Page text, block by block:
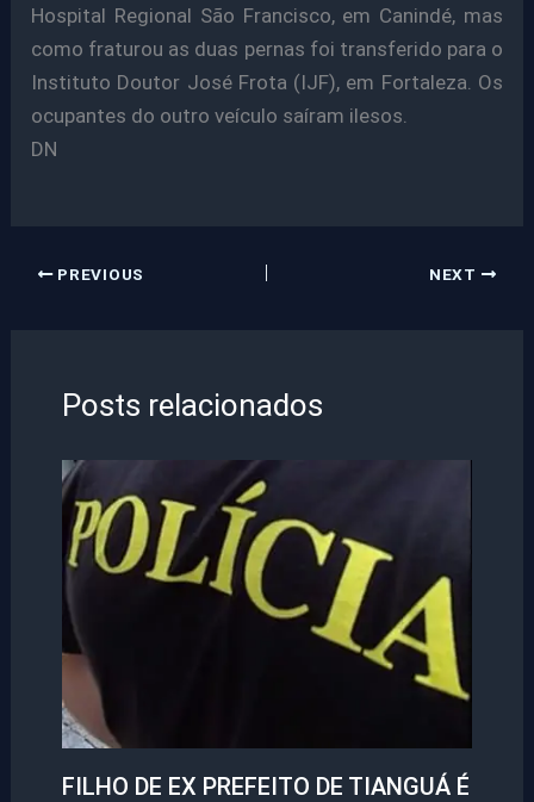
Hospital Regional São Francisco, em Canindé, mas
como fraturou as duas pernas foi transferido para o
Instituto Doutor José Frota (IJF), em Fortaleza. Os
ocupantes do outro veículo saíram ilesos.
DN
PREVIOUS NEXT
Posts relacionados
FILHO DE EX PREFEITO DE TIANGUÁ É